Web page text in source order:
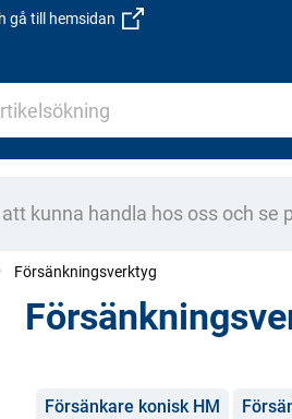
gå till hemsidan
att kunna handla hos oss och se
Försänkningsverktyg
Kategorier
Försänkare konisk HM